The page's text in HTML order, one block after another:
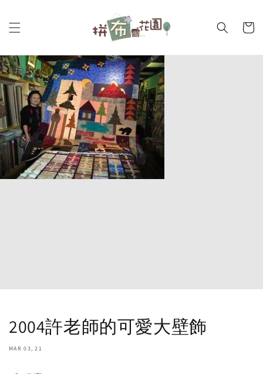
2004許老師的可愛大壁飾
MAR 03, 21